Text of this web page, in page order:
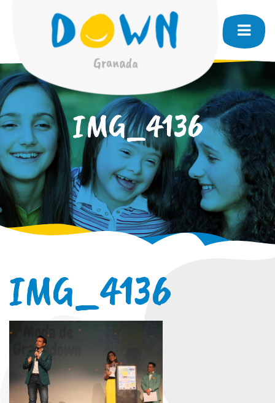
IMG_4136
IMG_4136